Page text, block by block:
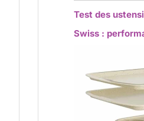
Test des
Swiss :